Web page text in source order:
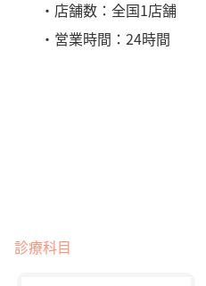
・店舗数：全国1店舗
・営業時間：24時間
診療科目